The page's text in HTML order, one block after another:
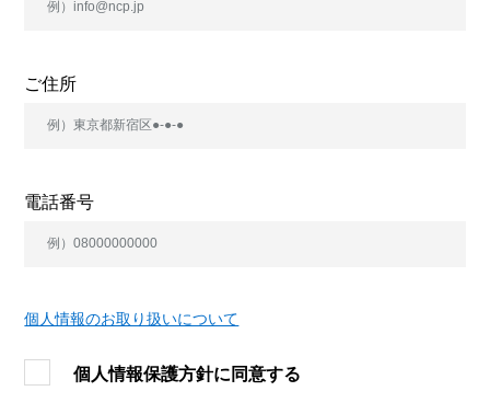
ご住所
電話番号
個人情報のお取り扱いについて
個人情報保護方針に同意する